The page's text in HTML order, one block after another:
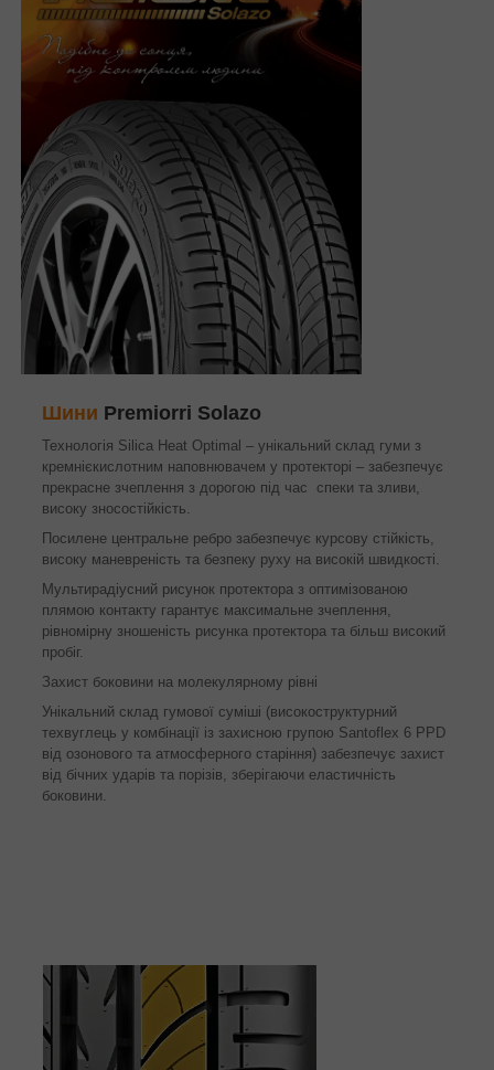
Шини Premiorri Solazo
Технологія Silica Heat Optimal – унікальний склад гуми з
кремнієкислотним наповнювачем у протекторі – забезпечує
прекрасне зчеплення з дорогою під час спеки та зливи,
високу зносостійкість.
Посилене центральне ребро забезпечує курсову стійкість,
високу маневреність та безпеку руху на високій швидкості.
Мультирадіусний рисунок протектора з оптимізованою
плямою контакту гарантує максимальне зчеплення,
рівномірну зношеність рисунка протектора та більш високий
пробіг.
Захист боковини на молекулярному рівні
Унікальний склад гумової суміші (високоструктурний
техвуглець у комбінації із захисною групою Santoflex 6 PPD
від озонового та атмосферного старіння) забезпечує захист
від бічних ударів та порізів, зберігаючи еластичність
боковини.